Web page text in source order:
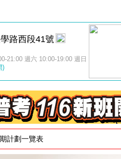
路西段41號
21:00 週六 10:00-19:00 週日
)
計劃一覽表